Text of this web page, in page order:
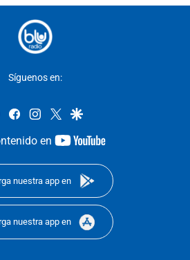
Síguenos en:
whatsappfacebookinstagram
twittergoogle
en
youtube-
nuestra app en
nuestra app en